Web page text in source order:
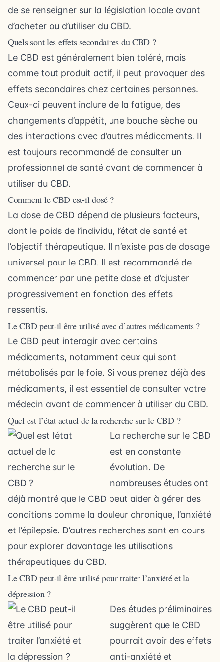
de se renseigner sur la législation locale avant
d’acheter ou d’utiliser du CBD.
Quels sont les effets secondaires du CBD ?
Le CBD est généralement bien toléré, mais
comme tout produit actif, il peut provoquer des
effets secondaires chez certaines personnes.
Ceux-ci peuvent inclure de la fatigue, des
changements d’appétit, une bouche sèche ou
des interactions avec d’autres médicaments. Il
est toujours recommandé de consulter un
professionnel de santé avant de commencer à
utiliser du CBD.
Comment le CBD est-il dosé ?
La dose de CBD dépend de plusieurs facteurs,
dont le poids de l’individu, l’état de santé et
l’objectif thérapeutique. Il n’existe pas de dosage
universel pour le CBD. Il est recommandé de
commencer par une petite dose et d’ajuster
progressivement en fonction des effets
ressentis.
Le CBD peut-il être utilisé avec d’autres médicaments ?
Le CBD peut interagir avec certains
médicaments, notamment ceux qui sont
métabolisés par le foie. Si vous prenez déjà des
médicaments, il est essentiel de consulter votre
médecin avant de commencer à utiliser du CBD.
Quel est l’état actuel de la recherche sur le CBD ?
La recherche sur le CBD
est en constante
évolution. De
nombreuses études ont
déjà montré que le CBD peut aider à gérer des
conditions comme la douleur chronique, l’anxiété
et l’épilepsie. D’autres recherches sont en cours
pour explorer davantage les utilisations
thérapeutiques du CBD.
Le CBD peut-il être utilisé pour traiter l’anxiété et la
dépression ?
Des études préliminaires
suggèrent que le CBD
pourrait avoir des effets
anti-anxiété et